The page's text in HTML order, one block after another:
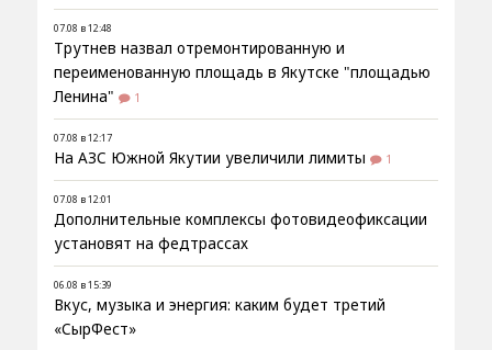
07.08 в 12:48
Трутнев назвал отремонтированную и
переименованную площадь в Якутске "площадью
Ленина"
1
07.08 в 12:17
На АЗС Южной Якутии увеличили лимиты 1
07.08 в 12:01
Дополнительные комплексы фотовидеофиксации
установят на федтрассах
06.08 в 15:39
Вкус, музыка и энергия: каким будет третий
«СырФест»